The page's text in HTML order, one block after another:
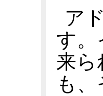
ア
す。
来ら
も